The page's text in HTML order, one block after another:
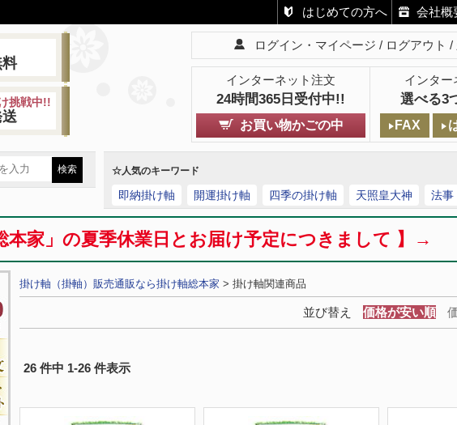
はじめての方へ 会社概
挑戦中!!
ログイン・マイページ ログアウト
インターネット注文
24時間365日受付中!!
インター
選べる3
お買い物かごの中 FAX
☆人気のキーワード
即納掛け軸 開運掛け軸 四季の掛け軸 天照皇大神 法事
本家」の夏季休業日とお届け予定につきまして 】→
掛け軸（掛軸）販売通販なら掛け軸総本家 > 掛け軸関連商品
並び替え 価格が安い順
26 件中 1-26 件表示